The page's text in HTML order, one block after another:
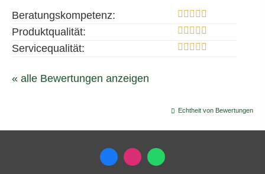
Beratungskompetenz:
Produktqualität:
Servicequalität:
« alle Bewertungen anzeigen
Echtheit von Bewertungen